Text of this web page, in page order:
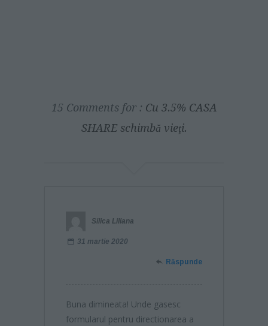
15 Comments for : Cu 3.5% CASA
SHARE schimbă vieţi.
Silica Liliana
31 martie 2020
Răspunde
Buna dimineata! Unde gasesc
formularul pentru directionarea a